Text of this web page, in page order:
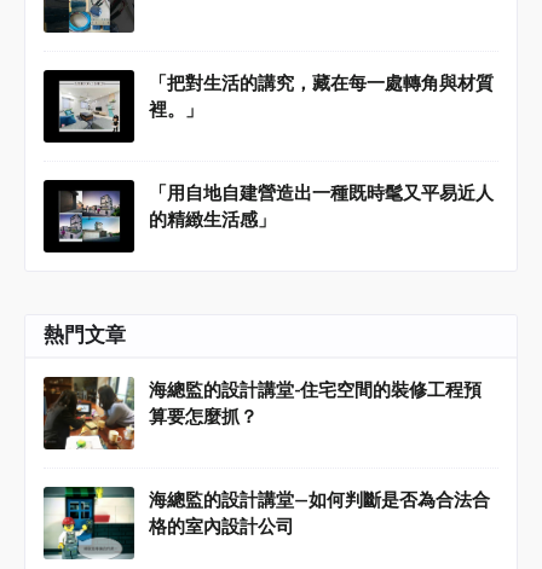
「把對生活的講究，藏在每一處轉角與材質
裡。」
「用自地自建營造出一種既時髦又平易近人
的精緻生活感」
熱門文章
海總監的設計講堂-住宅空間的裝修工程預
算要怎麼抓？
海總監的設計講堂—如何判斷是否為合法合
格的室內設計公司